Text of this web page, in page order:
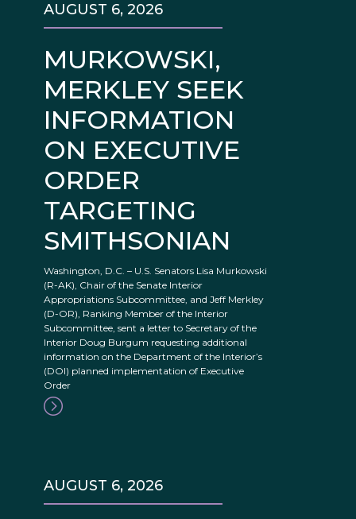
MURKOWSKI,
MERKLEY SEEK
INFORMATION
ON EXECUTIVE
ORDER
TARGETING
SMITHSONIAN
AUGUST 6, 2026
Washington, D.C. – U.S. Senators Lisa Murkowski
(R-AK), Chair of the Senate Interior
Appropriations Subcommittee, and Jeff Merkley
(D-OR), Ranking Member of the Interior
Subcommittee, sent a letter to Secretary of the
Interior Doug Burgum requesting additional
information on the Department of the Interior’s
(DOI) planned implementation of Executive
Order
AUGUST 6, 2026